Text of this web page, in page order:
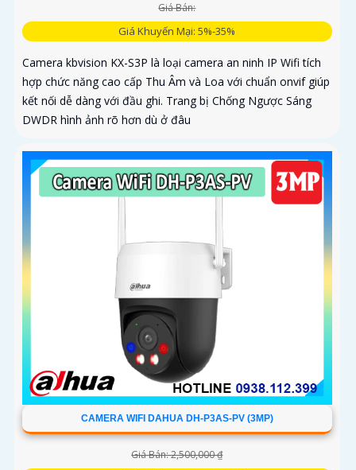
Giá Bán:
Giá Khuyến Mại: 5%-35%
Camera kbvision KX-S3P là loại camera an ninh IP Wifi tích
hợp chức năng cao cấp Thu Âm và Loa với chuẩn onvif giúp
kết nối dễ dàng với đầu ghi. Trang bị Chống Ngược Sáng
DWDR hình ảnh rõ hơn dù ở đâu
CAMERA WIFI DAHUA DH-P3AS-PV (3MP)
Giá Bán: 2,500,000 ₫